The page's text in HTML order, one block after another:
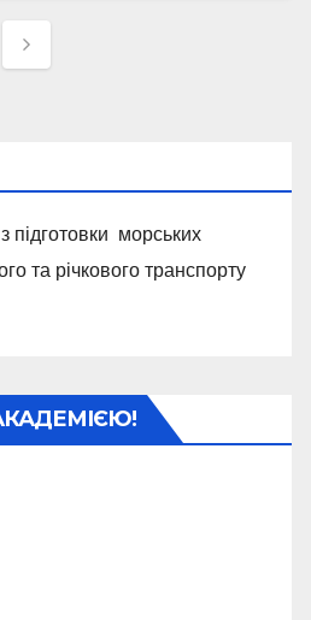
ЗМІШАНОГО
підготовки морських
та річкового транспорту